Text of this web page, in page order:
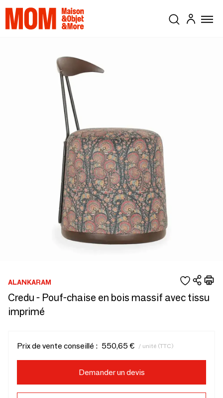
ALANKARAM
Credu - Pouf-chaise en bois massif avec tissu
imprimé
Prix de vente conseillé : 550,65 € / unité (TTC)
Demander un devis